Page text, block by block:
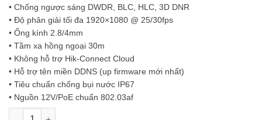
• Chống ngược sáng DWDR, BLC, HLC, 3D DNR
• Độ phân giải tối đa 1920×1080 @ 25/30fps
• Ống kính 2.8/4mm
• Tầm xa hồng ngoại 30m
• Không hỗ trợ Hik-Connect Cloud
• Hỗ trợ tên miền DDNS (up firmware mới nhất)
• Tiêu chuẩn chống bụi nước IP67
• Nguồn 12V/PoE chuẩn 802.03af
Camera IP bán cầu vát 2MP DS-2CD1321G0-I Hikvision số